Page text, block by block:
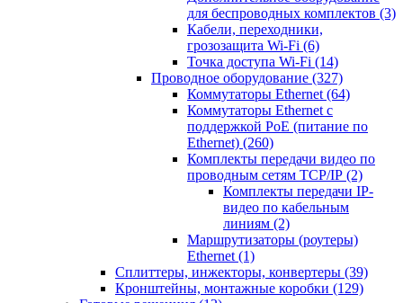
для беспроводных комплектов (3)
Кабели, переходники,
грозозащита Wi-Fi (6)
Точка доступа Wi-Fi (14)
Проводное оборудование (327)
Коммутаторы Ethernet (64)
Коммутаторы Ethernet с
поддержкой PoE (питание по
Ethernet) (260)
Комплекты передачи видео по
проводным сетям TCP/IP (2)
Комплекты передачи IP-
видео по кабельным
линиям (2)
Маршрутизаторы (роутеры)
Ethernet (1)
Сплиттеры, инжекторы, конвертеры (39)
Кронштейны, монтажные коробки (129)